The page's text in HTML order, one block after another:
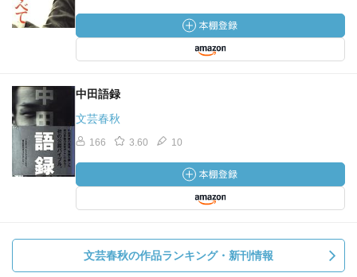
中田語録
文芸春秋
166 3.60 10
文芸春秋の作品ランキング・新刊情報